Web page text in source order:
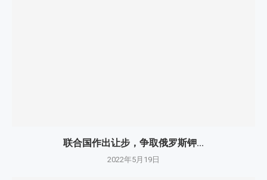
联合国作出让步，争取俄罗斯钾...
2022年5月19日